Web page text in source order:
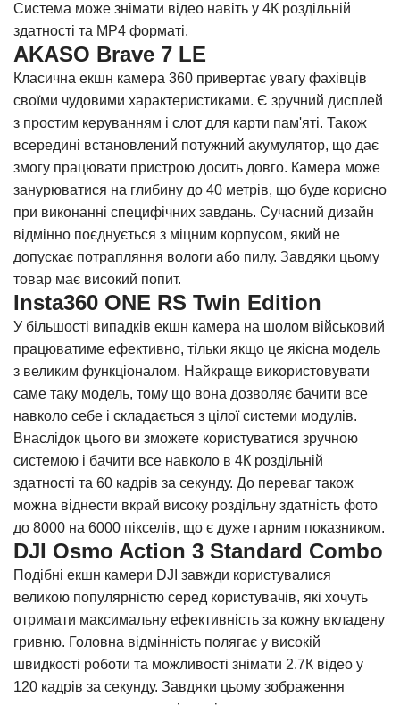
Система може знімати відео навіть у 4К роздільній
здатності та MP4 форматі.
AKASO Brave 7 LE
Класична екшн камера 360 привертає увагу фахівців
своїми чудовими характеристиками. Є зручний дисплей
з простим керуванням і слот для карти пам'яті. Також
всередині встановлений потужний акумулятор, що дає
змогу працювати пристрою досить довго. Камера може
занурюватися на глибину до 40 метрів, що буде корисно
при виконанні специфічних завдань. Сучасний дизайн
відмінно поєднується з міцним корпусом, який не
допускає потрапляння вологи або пилу. Завдяки цьому
товар має високий попит.
Insta360 ONE RS Twin Edition
У більшості випадків екшн камера на шолом військовий
працюватиме ефективно, тільки якщо це якісна модель
з великим функціоналом. Найкраще використовувати
саме таку модель, тому що вона дозволяє бачити все
навколо себе і складається з цілої системи модулів.
Внаслідок цього ви зможете користуватися зручною
системою і бачити все навколо в 4К роздільній
здатності та 60 кадрів за секунду. До переваг також
можна віднести вкрай високу роздільну здатність фото
до 8000 на 6000 пікселів, що є дуже гарним показником.
DJI Osmo Action 3 Standard Combo
Подібні екшн камери DJI завжди користувалися
великою популярністю серед користувачів, які хочуть
отримати максимальну ефективність за кожну вкладену
гривню. Головна відмінність полягає у високій
швидкості роботи та можливості знімати 2.7К відео у
120 кадрів за секунду. Завдяки цьому зображення